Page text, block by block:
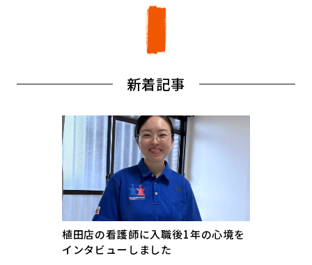
新着記事
植田店の看護師に入職後1年の心境を
インタビューしました